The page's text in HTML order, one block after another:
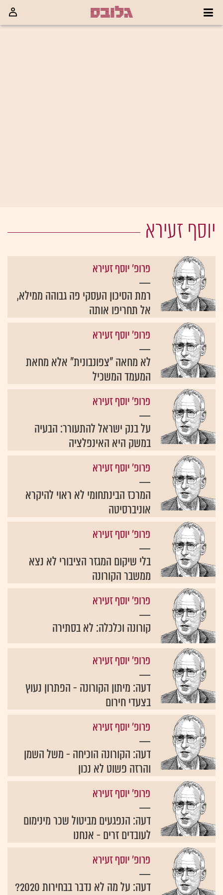
יוסף זעירא
פרופ' יוסף זעירא
רמת הסיכון העסקי פה גבוהה ממילא,
אל תחריפו אותה
פרופ' יוסף זעירא
לא מחאה "צפונבונית" אלא מחאת
המעמד המשכיל
פרופ' יוסף זעירא
על בנק ישראל להתעורר: הבעיה
במשק היא האינפלציה
פרופ' יוסף זעירא
המרכז הבינתחומי לא ראוי להיקרא
אוניברסיטה
פרופ' יוסף זעירא
בלי שיקום המגזר הציבורי לא נצא
ממשבר הקורונה
פרופ' יוסף זעירא
קורונה וכלכלה: לא בסתירה
פרופ' יוסף זעירא
דעה: מיתון הקורונה - הפתרון נעוץ
בצעדי חירום
פרופ' יוסף זעירא
דעה: הקורונה הוכיחה - משל השמן
והרזה פשוט לא נכון
פרופ' יוסף זעירא
דעה: הנפגעים מביטול שכר מינימום
לעובדים זרים - אנחנו
פרופ' יוסף זעירא
דעה: על מה לא נדבר בבחירות 2020?